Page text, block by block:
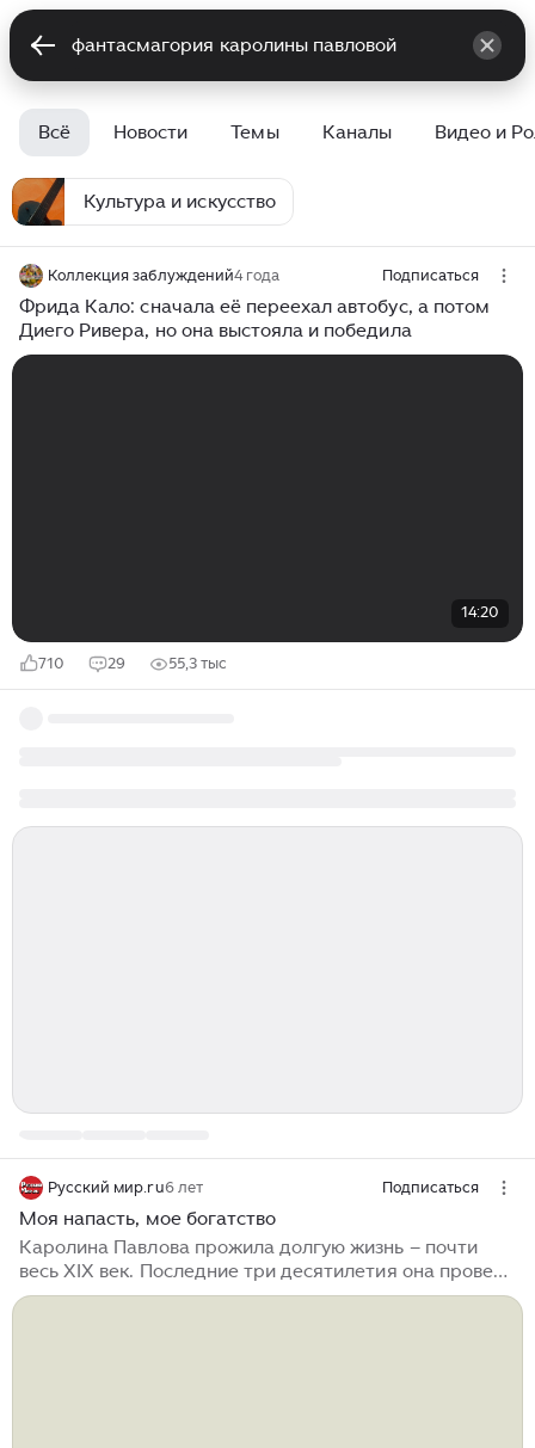
Всё Новости Темы Каналы Видео и
Культура и искусство
Коллекция заблуждений4 года Подписаться
Фрида Кало: сначала её переехал автобус, а потом
Диего Ривера, но она выстояла и победила
14:20
710 29 55,3 тыс
Русский мир.ru6 лет Подписаться
Моя напасть, мое богатство
Каролина Павлова прожила долгую жизнь – почти
весь XIX век. Последние три десятилетия она провела
на чужбине, по-русски не писала, и на родине ее